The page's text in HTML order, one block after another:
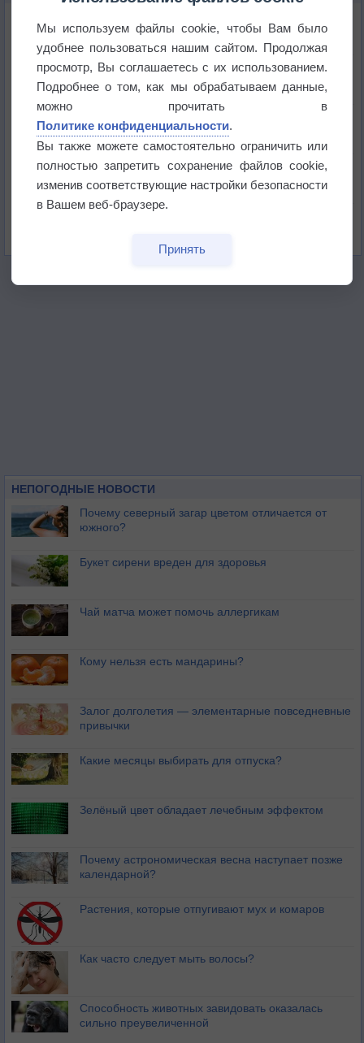
Приложение построит маршрут через тень
Атмосфера начала замерзать
В Приморье обнаружены морские волны тепла
Изменение климата повлияло на ареал обитания
НЕПОГОДНЫЕ НОВОСТИ
Почему северный загар цветом отличается от
южного?
Букет сирени вреден для здоровья
Чай матча может помочь аллергикам
Кому нельзя есть мандарины?
Залог долголетия — элементарные повседневные
привычки
Какие месяцы выбирать для отпуска?
Зелёный цвет обладает лечебным эффектом
Почему астрономическая весна наступает позже
календарной?
Растения, которые отпугивают мух и комаров
Как часто следует мыть волосы?
Способность животных завидовать оказалась
сильно преувеличенной
Мы используем файлы cookie, чтобы Вам было
удобнее пользоваться нашим сайтом. Продолжая
просмотр, Вы соглашаетесь с их использованием.
Подробнее о том, как мы обрабатываем данные,
можно прочитать в
Политике конфиденциальности.
Вы также можете самостоятельно ограничить или
полностью запретить сохранение файлов cookie,
изменив соответствующие настройки безопасности
в Вашем веб-браузере.
Принять